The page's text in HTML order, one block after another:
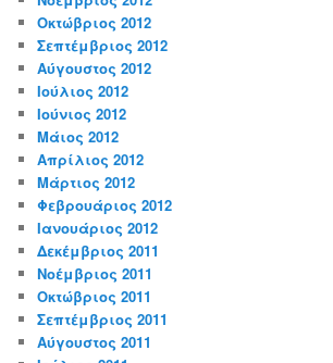
Οκτώβριος 2012
Σεπτέμβριος 2012
Αύγουστος 2012
Ιούλιος 2012
Ιούνιος 2012
Μάιος 2012
Απρίλιος 2012
Μάρτιος 2012
Φεβρουάριος 2012
Ιανουάριος 2012
Δεκέμβριος 2011
Νοέμβριος 2011
Οκτώβριος 2011
Σεπτέμβριος 2011
Αύγουστος 2011